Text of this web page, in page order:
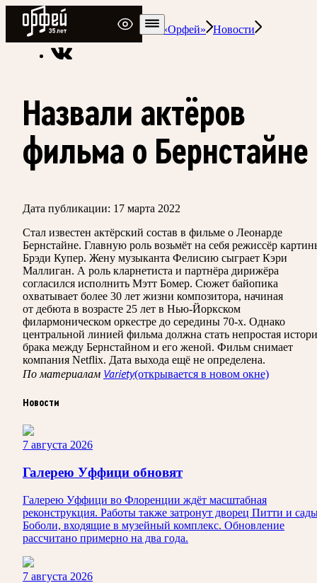
Радио Орфей
Радио классической музыки «Орфей»
Новости
Назвали актёров
фильма о Бернстайне
Дата публикации: 17 марта 2022
Стал известен актёрский состав в фильме о Леонарде
Бернстайне. Главную роль возьмёт на себя режиссёр
Брэди Купер. Жену музыканта Фелисию сыграет Кэри
Маллиган. А роль кларнетиста и партнёра дирижёра
согласился исполнить Мэтт Бомер. Сюжет байопика
охватывает более 30 лет жизни композитора, начиная
от дебюта в возрасте 25 лет в Нью-Йоркском
филармоническом оркестре до середины 70-х. Однако
центральной линией фильма должна стать непростая
брака между Бернстайном и его женой. Фильм снимает
компания Netflix. Дата выхода ещё не определена.
По материалам Variety(открывается в новом окне)
Новости
7 августа 2026
Галерею Уффици обновят
Галерею Уффици во Флоренции ждёт масштабная
реконструкция. Работы также затронут дворец Питти и
Боболи, входящие в музейный комплекс. Обновление
рассчитано примерно на два года.
7 августа 2026